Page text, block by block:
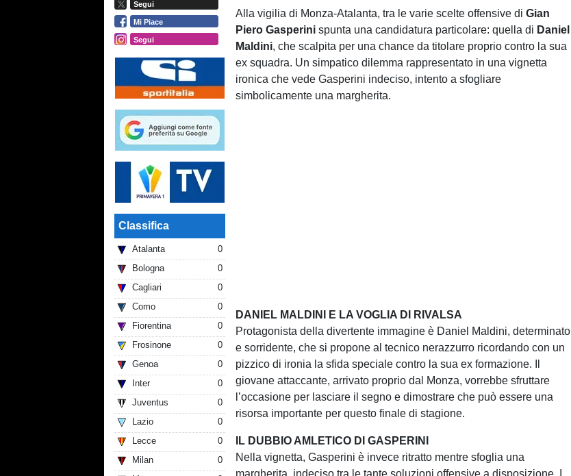
Segui
Mi Piace
Segui
Classifica
Atalanta
0
Bologna
0
Cagliari
0
Como
0
Fiorentina
0
Frosinone
0
Genoa
0
Inter
0
Juventus
0
Lazio
0
Lecce
0
Milan
0
Alla vigilia di Monza-Atalanta, tra le varie scelte offensive diGian
Piero Gasperinispunta una candidatura particolare: quella di Daniel
Maldini, che scalpita per una chance da titolare proprio contro la sua
ex squadra. Un simpatico dilemma rappresentato in una vignetta
ironica che vede Gasperini indeciso, intento a sfogliare
simbolicamente una margherita.
DANIEL MALDINI E LA VOGLIA DI RIVALSA
Protagonista della divertente immagine è Daniel Maldini, determinato
e sorridente, che si propone al tecnico nerazzurro ricordando con un
pizzico di ironia la sfida speciale contro la sua ex formazione. Il
giovane attaccante, arrivato proprio dal Monza, vorrebbe sfruttare
l’occasione per lasciare il segno e dimostrare che può essere una
risorsa importante per questo finale di stagione.
IL DUBBIO AMLETICO DI GASPERINI
Nella vignetta, Gasperini è invece ritratto mentre sfoglia una
margherita, indeciso tra le tante soluzioni offensive a disposizione. I